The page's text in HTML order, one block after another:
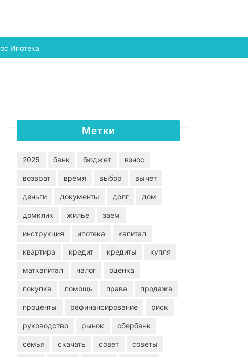
Ипотека
Метки
2025 банк бюджет взнос
возврат время выбор вычет
деньги документы долг дом
домклик жилье заем
инструкция ипотека капитал
квартира кредит кредиты купля
маткапитал налог оценка
покупка помощь права продажа
проценты рефинансирование риск
руководство рынок сбербанк
семья скачать совет советы